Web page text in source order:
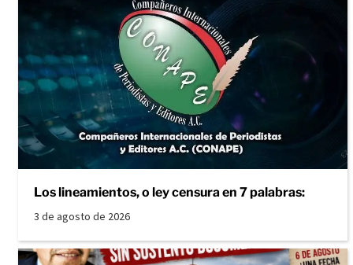
Los lineamientos, o ley censura en 7 palabras:
3 de agosto de 2026